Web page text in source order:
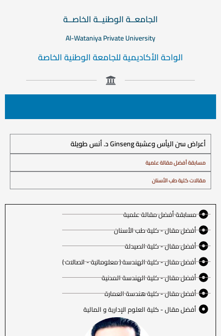
الجامعــة الوطنيــة الخاصــة
Al-Wataniya Private University
الواحة الأكاديمية للجامعة الوطنية الخاصة
أعراض سن اليأس وعشبة Ginseng د. أنس طويلة
مسابقة أفضل مقالة علمية
مقالات كلية طب الأسنان
مسابقة أفضل مقالة علمية
أفضل مقال - كلية طب الأسنان
أفضل مقال - كلية الصيدلة
أفضل مقال - كلية الهندسة ( معلوماتية - اتصالات )
أفضل مقال - كلية الهندسة المدنية
أفضل مقال - كلية هندسة العمارة
أفضل مقال - كلية العلوم الإدارية و المالية